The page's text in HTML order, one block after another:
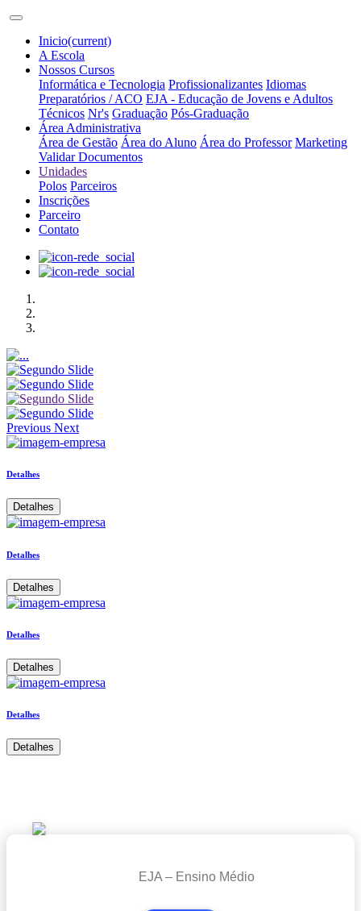
Inicio(current)
A Escola
Nossos Cursos
Informática e Tecnologia Profissionalizantes Idiomas
Preparatórios / ACO EJA - Educação de Jovens e Adultos
Técnicos Nr's Graduação Pós-Graduação
Área Administrativa
Área de Gestão Área do Aluno Área do Professor Marketing
Validar Documentos
Unidades
Polos Parceiros
Inscrições
Parceiro
Contato
Previous Next
Detalhes
Detalhes
Detalhes
Detalhes
Detalhes
Detalhes
Detalhes
Detalhes
EJA – Ensino Médio